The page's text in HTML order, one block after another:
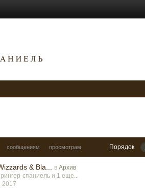
сообщениям просмотрам Порядок
& Bla... в Архив
спаниель и 1 еще...
2017